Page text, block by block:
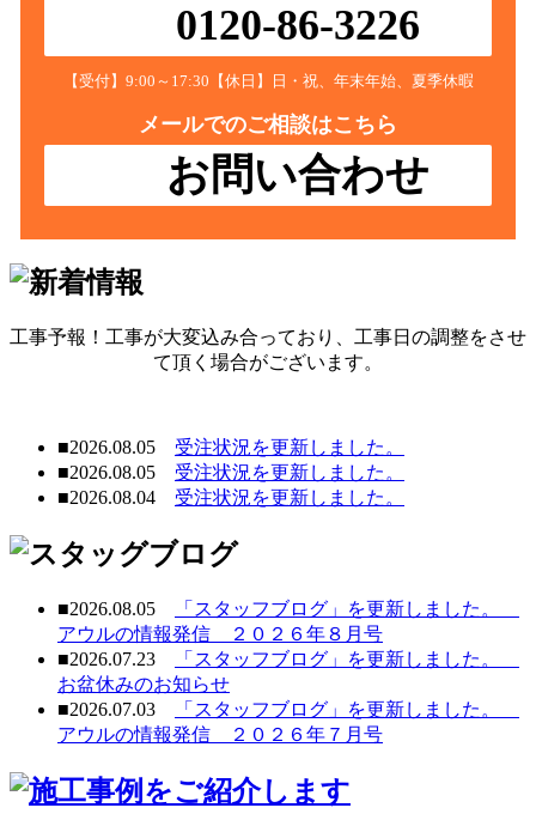
0120-86-3226
【受付】9:00～17:30【休日】日・祝、年末年始、夏季休暇
メールでのご相談はこちら
お問い合わせ
工事予報！工事が大変込み合っており、工事日の調整をさせ
て頂く場合がございます。
■2026.08.05 受注状況を更新しました。
■2026.08.05 受注状況を更新しました。
■2026.08.04 受注状況を更新しました。
■2026.08.05
「スタッフブログ」を更新しました。
アウルの情報発信 ２０２６年８月号
■2026.07.23
「スタッフブログ」を更新しました。
お盆休みのお知らせ
■2026.07.03
「スタッフブログ」を更新しました。
アウルの情報発信 ２０２６年７月号